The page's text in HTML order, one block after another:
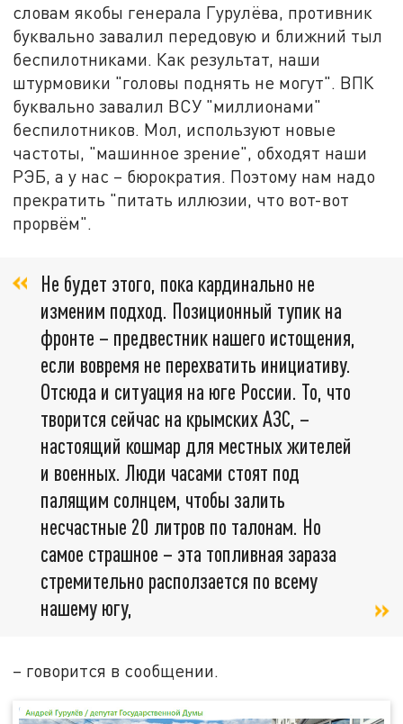
словам якобы генерала Гурулёва, противник
буквально завалил передовую и ближний тыл
беспилотниками. Как результат, наши
штурмовики "головы поднять не могут". ВПК
буквально завалил ВСУ "миллионами"
беспилотников. Мол, используют новые
частоты, "машинное зрение", обходят наши
РЭБ, а у нас – бюрократия. Поэтому нам надо
прекратить "питать иллюзии, что вот-вот
прорвём".
Не будет этого, пока кардинально не
изменим подход. Позиционный тупик на
фронте – предвестник нашего истощения,
если вовремя не перехватить инициативу.
Отсюда и ситуация на юге России. То, что
творится сейчас на крымских АЗС, –
настоящий кошмар для местных жителей
и военных. Люди часами стоят под
палящим солнцем, чтобы залить
несчастные 20 литров по талонам. Но
самое страшное – эта топливная зараза
стремительно расползается по всему
нашему югу,
– говорится в сообщении.